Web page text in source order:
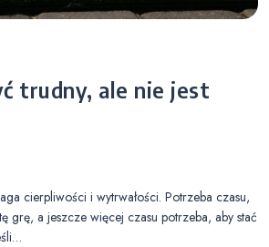
trudny, ale nie jest
cierpliwości i wytrwałości. Potrzeba czasu,
grę, a jeszcze więcej czasu potrzeba, aby stać